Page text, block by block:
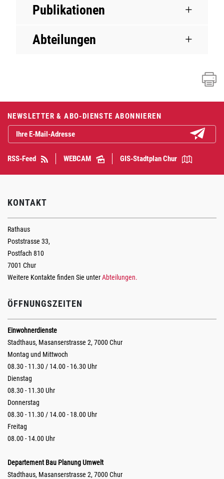
Publikationen
Abteilungen
Fusszeile
NEWSLETTER & ABO-DIENSTE ABONNIEREN
RSS-Feed WEBCAM GIS-Stadtplan Chur
KONTAKT
Rathaus
Poststrasse 33,
Postfach 810
7001 Chur
Weitere Kontakte finden Sie unterAbteilungen.
ÖFFNUNGSZEITEN
Einwohnerdienste
Stadthaus, Masanserstrasse 2, 7000 Chur
Montag und Mittwoch
08.30 - 11.30 / 14.00 - 16.30 Uhr
Dienstag
08.30 - 11.30 Uhr
Donnerstag
08.30 - 11.30 / 14.00 - 18.00 Uhr
Freitag
08.00 - 14.00 Uhr
Departement Bau Planung Umwelt
Stadthaus, Masanserstrasse 2, 7000 Chur